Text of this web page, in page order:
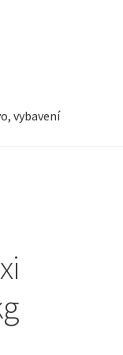
vybavení